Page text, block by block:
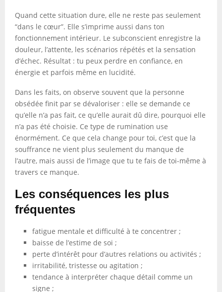
Quand cette situation dure, elle ne reste pas seulement
“dans le cœur”. Elle s’imprime aussi dans ton
fonctionnement intérieur. Le subconscient enregistre la
douleur, l’attente, les scénarios répétés et la sensation
d’échec. Résultat : tu peux perdre en confiance, en
énergie et parfois même en lucidité.
Dans les faits, on observe souvent que la personne
obsédée finit par se dévaloriser : elle se demande ce
qu’elle n’a pas fait, ce qu’elle aurait dû dire, pourquoi elle
n’a pas été choisie. Ce type de rumination use
énormément. Ce que cela change pour toi, c’est que la
souffrance ne vient plus seulement du manque de
l’autre, mais aussi de l’image que tu te fais de toi-même à
travers ce manque.
Les conséquences les plus
fréquentes
fatigue mentale et difficulté à te concentrer ;
baisse de l’estime de soi ;
perte d’intérêt pour d’autres relations ou activités ;
irritabilité, tristesse ou agitation ;
tendance à interpréter chaque détail comme un
signe ;